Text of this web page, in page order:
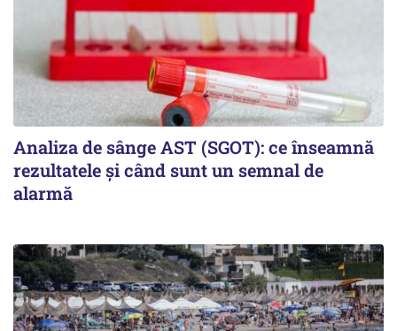
Analiza de sânge AST (SGOT): ce înseamnă
rezultatele și când sunt un semnal de
alarmă